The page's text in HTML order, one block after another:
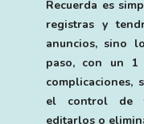
Recuerda es
registras y
anuncios, sino
paso, con un 1
complicaciones,
el control de
editarlos o